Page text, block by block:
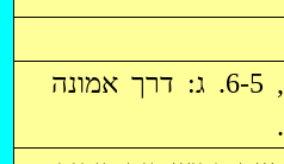
). א: שם הגדולים, א, 62. ב: דברי יוסף, 6-5. ג: דרך אמונה